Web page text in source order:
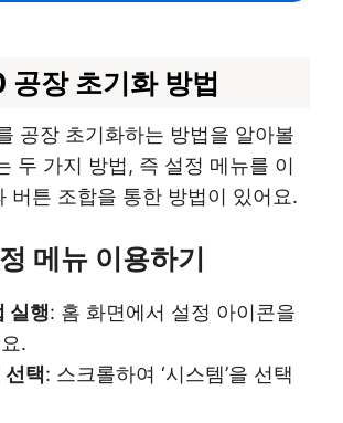
공장 초기화 방법
공장 초기화하는 방법을 알아볼
두 가지 방법, 즉 설정 메뉴를 이
버튼 조합을 통한 방법이 있어요.
메뉴 이용하기
실행: 홈 화면에서 설정 아이콘을
.
선택: 스크롤하여 ‘시스템’을 선택